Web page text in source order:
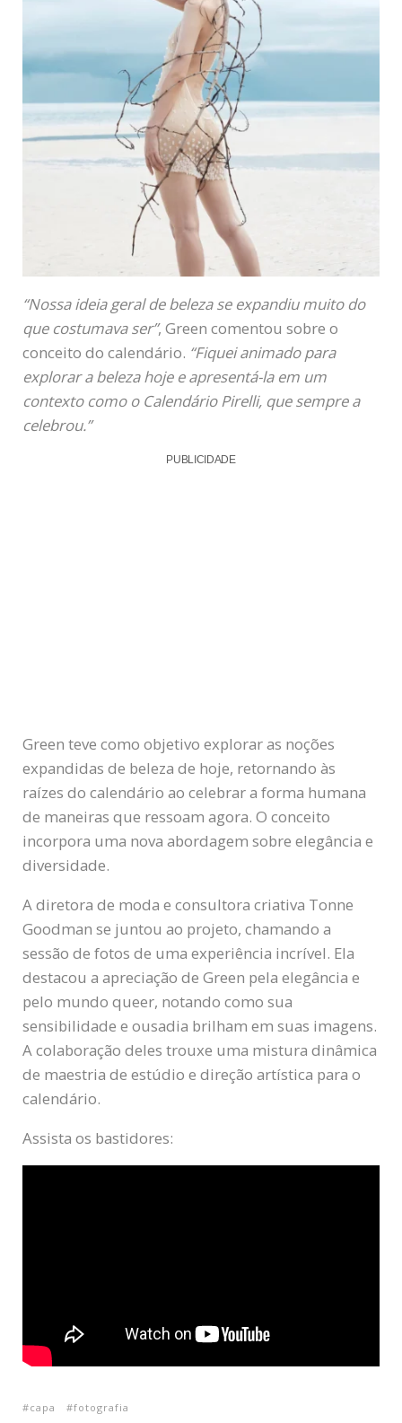
“Nossa ideia geral de beleza se expandiu muito do
que costumava ser”, Green comentou sobre o
conceito do calendário. “Fiquei animado para
explorar a beleza hoje e apresentá-la em um
contexto como o Calendário Pirelli, que sempre a
celebrou.”
PUBLICIDADE
Green teve como objetivo explorar as noções
expandidas de beleza de hoje, retornando às
raízes do calendário ao celebrar a forma humana
de maneiras que ressoam agora. O conceito
incorpora uma nova abordagem sobre elegância e
diversidade.
A diretora de moda e consultora criativa Tonne
Goodman se juntou ao projeto, chamando a
sessão de fotos de uma experiência incrível. Ela
destacou a apreciação de Green pela elegância e
pelo mundo queer, notando como sua
sensibilidade e ousadia brilham em suas imagens.
A colaboração deles trouxe uma mistura dinâmica
de maestria de estúdio e direção artística para o
calendário.
Assista os bastidores:
capa fotografia